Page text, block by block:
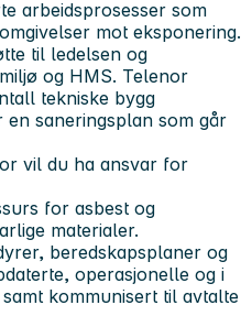
arbeidsprosesser som
mot eksponering.
til ledelsen og
og HMS. Telenor
tekniske bygg
saneringsplan som går
vil du ha ansvar for
for asbest og
materialer.
beredskapsplaner og
operasjonelle og i
kommunisert til avtalte